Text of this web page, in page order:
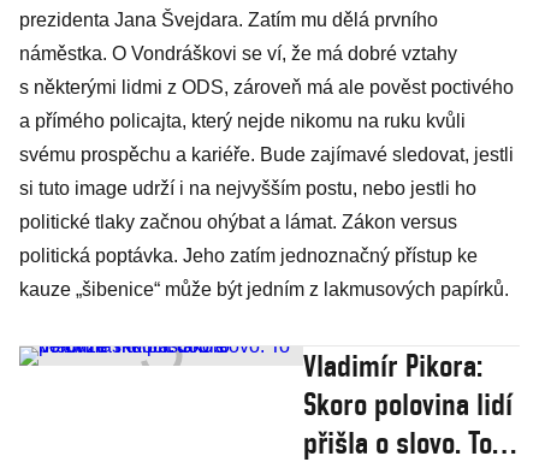
prezidenta Jana Švejdara. Zatím mu dělá prvního
náměstka. O Vondráškovi se ví, že má dobré vztahy
s některými lidmi z ODS, zároveň má ale pověst poctivého
a přímého policajta, který nejde nikomu na ruku kvůli
svému prospěchu a kariéře. Bude zajímavé sledovat, jestli
si tuto image udrží i na nejvyšším postu, nebo jestli ho
politické tlaky začnou ohýbat a lámat. Zákon versus
politická poptávka. Jeho zatím jednoznačný přístup ke
kauze „šibenice“ může být jedním z lakmusových papírků.
Vladimír Pikora:
Skoro polovina lidí
přišla o slovo. To